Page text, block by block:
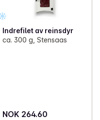
Indrefilet av reinsdyr
ca. 300 g, Stensaas
NOK 264.60